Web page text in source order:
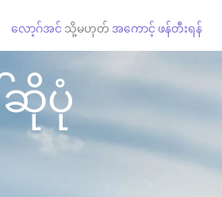
လော့ဂ်အင် သို့မဟုတ် အကောင့် ဖန်တီးရန်
ဆိုပုံ